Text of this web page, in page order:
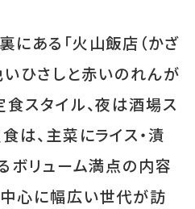
ある「火山飯店（かざ
いひさしと赤いのれんが
スタイル、夜は酒場ス
は、主菜にライス・漬
ボリューム満点の内容
心に幅広い世代が訪